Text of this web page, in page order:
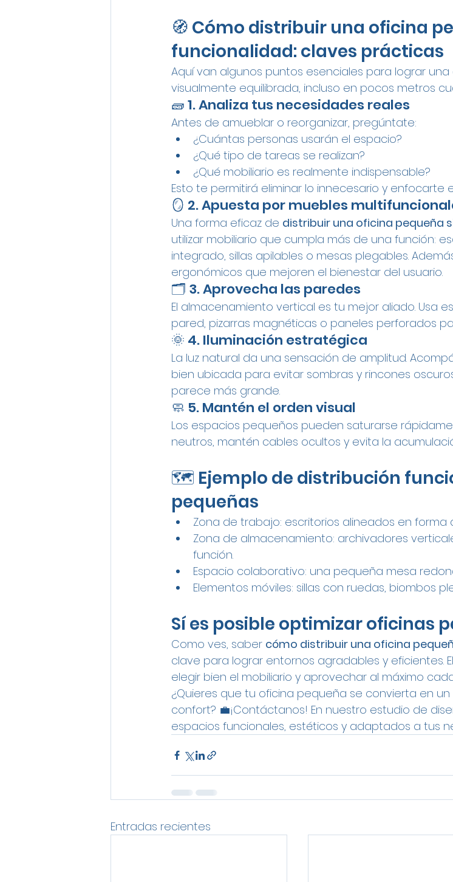
🧭 Cómo distribuir una oficina
funcionalidad: claves prácticas
Aquí van algunos puntos esenciales para lograr
visualmente equilibrada, incluso en pocos metros
🧱 1. Analiza tus necesidades reales
Antes de amueblar o reorganizar, pregúntate:
¿Cuántas personas usarán el espacio?
¿Qué tipo de tareas se realizan?
¿Qué mobiliario es realmente indispensable?
Esto te permitirá eliminar lo innecesario y enfocarte
🪞 2. Apuesta por muebles
Una forma eficaz de distribuir una oficina pequeña
utilizar mobiliario que cumpla más de una función:
integrado, sillas apilables o mesas plegables.
ergonómicos que mejoren el bienestar del usuario.
🗂 3. Aprovecha las paredes
El almacenamiento vertical es tu mejor aliado. Usa
pared, pizarras magnéticas o paneles perforados
🌞 4. Iluminación estratégica
La luz natural da una sensación de amplitud.
bien ubicada para evitar sombras y rincones
parece más grande.
🧼 5. Mantén el orden visual
Los espacios pequeños pueden saturarse
neutros, mantén cables ocultos y evita la
🗺 Ejemplo de distribución
pequeñas
Zona de trabajo: escritorios alineados en forma
Zona de almacenamiento: archivadores
función.
Espacio colaborativo: una pequeña mesa
Elementos móviles: sillas con ruedas, biombos
Sí es posible optimizar oficinas
Como ves, saber cómo distribuir una oficina
clave para lograr entornos agradables y eficientes.
elegir bien el mobiliario y aprovechar al máximo
¿Quieres que tu oficina pequeña se convierta en
confort? 💼¡Contáctanos! En nuestro estudio de
espacios funcionales, estéticos y adaptados a tus
Entradas recientes